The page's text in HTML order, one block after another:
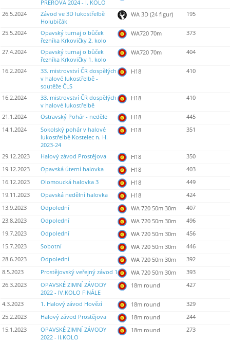
PŘEROVA 2024 - I. KOLO
26.5.2024
Závod ve 3D lukostřelbě
Holubičák
WA 3D (24 figur) 195
25.5.2024
Opavský turnaj o bůček
řezníka Krkovičky 2. kolo
WA720 70m 373
27.4.2024
Opavský turnaj o bůček
řezníka Krkovičky 1. kolo
WA720 70m 404
16.2.2024
33. mistrovství ČR dospělých
v halové lukostřelbě -
soutěže ČLS
H18 410
16.2.2024
33. mistrovství ČR dospělých
v halové lukostřelbě
H18 410
21.1.2024 Ostravský Pohár - neděle H18
445
14.1.2024
Sokolský pohár v halové
lukostřelbě Kostelec n. H.
2023-24
H18 351
29.12.2023 Halový závod Prostějova H18
350
19.12.2023
Opavská úterní halovka H18
403
16.12.2023
Olomoucká halovka 3 H18
449
19.11.2023
Opavská nedělní halovka H18
424
13.9.2023
Odpolední WA 720 50m 30m
407
23.8.2023
Odpolední WA 720 50m 30m
496
19.7.2023
Odpolední WA 720 50m 30m
456
15.7.2023
Sobotní WA 720 50m 30m
446
28.6.2023
Odpolední WA 720 50m 30m
392
8.5.2023
Prostějovský veřejný závod 1 WA 720 50m 30m
393
26.3.2023
OPAVSKÉ ZIMNÍ ZÁVODY
2022 - IV.KOLO FINÁLE
18m round 427
4.3.2023 1. Halový závod Hovězí 18m round
329
25.2.2023
Halový závod Prostějova 18m round
244
15.1.2023
OPAVSKÉ ZIMNÍ ZÁVODY
2022 - II.KOLO
18m round 273